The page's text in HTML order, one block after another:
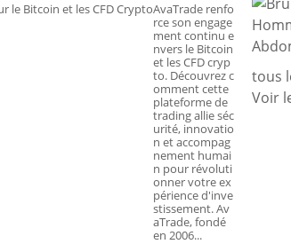
AvaTrade renfo
rce son engage
ment continu e
nvers le Bitcoin
et les CFD cryp
to. Découvrez c
omment cette
plateforme de
trading allie séc
urité, innovatio
n et accompag
nement humai
n pour révoluti
onner votre ex
périence d'inve
stissement. Av
aTrade, fondé
en 2006...
tous
Voir